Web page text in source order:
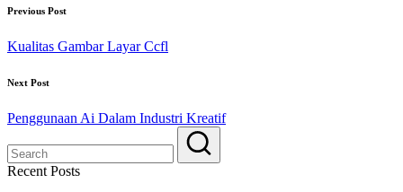
Previous Post
Kualitas Gambar Layar Ccfl
Next Post
Penggunaan Ai Dalam Industri Kreatif
Recent Posts